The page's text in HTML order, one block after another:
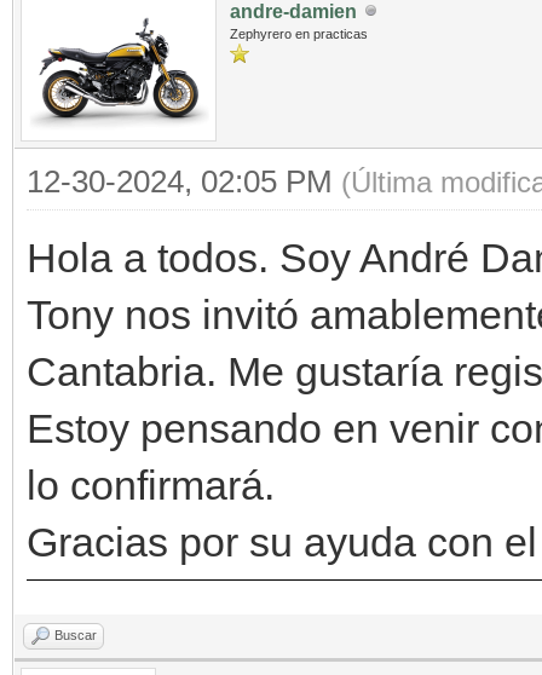
andre-damien
Zephyrero en practicas
12-30-2024, 02:05 PM (Última
Hola a todos. Soy André
Tony nos invitó
Cantabria. Me gustaría
Estoy pensando en venir
lo confirmará.
Gracias por su ayuda con
Buscar